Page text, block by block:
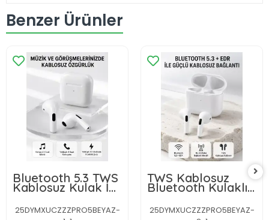
Benzer Ürünler
Bluetooth 5.3 TWS
Kablosuz Kulak İçi
Kulaklık 25 Metre
Menzil Şarj Kutulu
25DYMXUCZZZPRO5BEYAZ-
TWS Kablosuz
Bluetooth Kulaklık
3 Saat Müzik 4
Saat Konuşma
Şarj Kutulu
25DYMXUCZZZPRO5BEYAZ-